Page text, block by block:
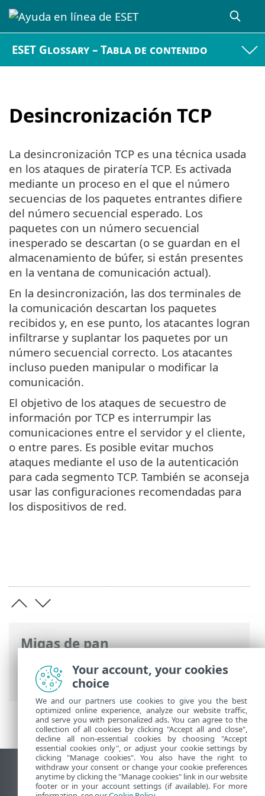
ESET Glossary – Tabla de contenido
Desincronización TCP
Migas de pan
Ayuda en línea de ESET> ESET Glossary>
Ataques remotos > Desincronización TCP
La desincronización TCP es una técnica usada
en los ataques de piratería TCP. Es activada
mediante un proceso en el que el número
secuencias de los paquetes entrantes difiere
del número secuencial esperado. Los
paquetes con un número secuencial
inesperado se descartan (o se guardan en el
almacenamiento de búfer, si están presentes
en la ventana de comunicación actual).
En la desincronización, las dos terminales de
la comunicación descartan los paquetes
recibidos y, en ese punto, los atacantes logran
infiltrarse y suplantar los paquetes por un
número secuencial correcto. Los atacantes
incluso pueden manipular o modificar la
comunicación.
El objetivo de los ataques de secuestro de
información por TCP es interrumpir las
comunicaciones entre el servidor y el cliente,
o entre pares. Es posible evitar muchos
ataques mediante el uso de la autenticación
para cada segmento TCP. También se aconseja
usar las configuraciones recomendadas para
los dispositivos de red.
Ver sitio del escritorio
End of Life
Your account, your cookies
choice
We and our partners use cookies to give you the best
optimized online experience, analyze our website traffic,
and serve you with personalized ads. You can agree to the
collection of all cookies by clicking "Accept all and close",
decline all non-essential cookies by choosing "Accept
essential cookies only", or adjust your cookie settings by
clicking "Manage cookies". You also have the right to
withdraw your consent or change your cookie preferences
anytime by clicking the "Manage cookies" link in our website
footer or in your account settings (if available). For more